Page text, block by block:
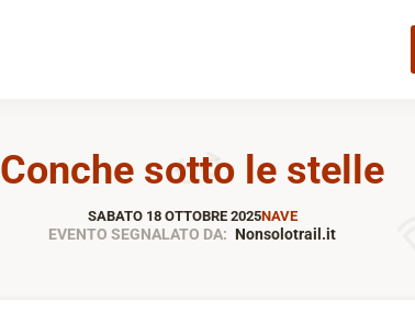
Conche sotto le stelle
SABATO 18 OTTOBRE 2025NAVE
EVENTO SEGNALATO DA: Nonsolotrail.it